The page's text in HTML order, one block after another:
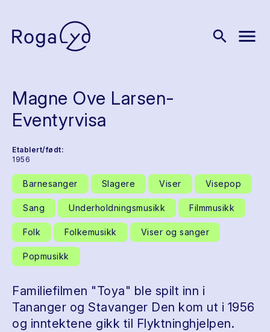
search menu
Magne Ove Larsen-
Eventyrvisa
Etablert/født:
1956
Barnesanger Slagere Viser Visepop
Sang Underholdningsmusikk Filmmusikk
Folk Folkemusikk Viser og sanger
Popmusikk
Familiefilmen "Toya" ble spilt inn i
Tananger og Stavanger Den kom ut i 1956
og inntektene gikk til Flyktninghjelpen.